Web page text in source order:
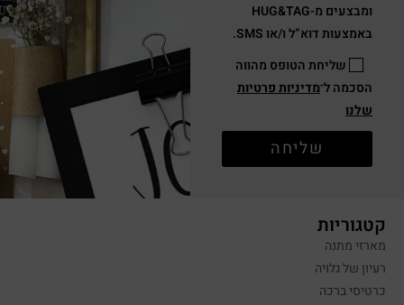
ומבצעים מ-HUG&TAG
באמצעות דוא”ל ו/או SMS.
שליחת הטופס מהווה
הסכמה ל־מדיניות פרטיות
שלנו
שליחה
קטגוריות
מארזי מתנה
רעיון של גלויה
כרטיסי ברכה